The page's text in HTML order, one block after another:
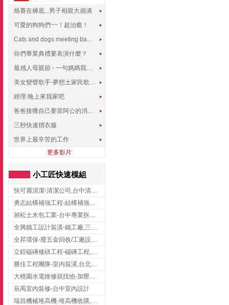
烙賽在褲底...男子相親大崩潰
可愛的狗狗們~~！超治癒！
Cats and dogs meeting babies for the first time
你們畢業典禮要表演什麼？
最感人母親節 - 一句媽媽我愛你
美女變聲歌手-夢想土家民歌傳遍世界
經理.晚上來我家吧
爸爸接獲自己要當阿公的消息，反應史上最可愛!!!
三秒快速摺衣服
世界上最辛苦的工作
更多影片
小工匠快速模組
快可麗清潔-清潔公司,台中清潔公司,台中居家清潔
勇志結構補強工程-結構補強工程 ,桃園結構補強工程,龍潭結構補強工程
昶松土木包工業-台中專業拆除工程/挖土機出租
全興鐵工設計裝潢-鐵工廠,三峽鐵工廠,台北鐵工廠
全昇環保-廢五金回收/工廠設備收購/機械設備回收/高價收購廠房設備
立鍠磁磚修繕工程-磁磚工程,磁磚修補,新竹磁磚工程
勝佳工程團隊-室內裝潢,台北房屋裝修,三重室內裝修
大桃園水電維修就找他-加壓馬達,抽水馬達,桃園水電行,中壢水電
辰禹室內裝修-台中室內設計
瑞昌機械堆高機-堆高機收購,新北市堆高機,桃園堆高機